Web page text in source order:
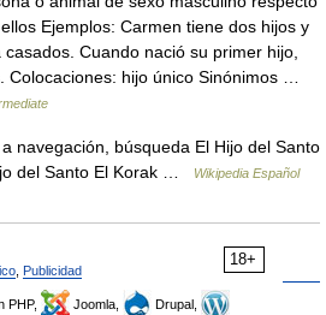
Ejemplos: Carmen tiene dos hijos y
Cuando nació su primer hijo,
Colocaciones: hijo único Sinónimos …
navegación, búsqueda El Hijo del Santo
del Santo El Korak …
Wikipedia Español
18+
Publicidad
PHP, Joomla,
Drupal,